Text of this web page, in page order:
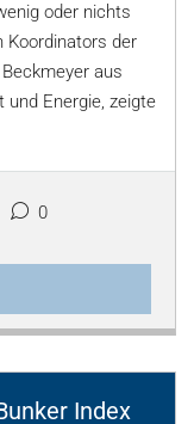
oder nichts
Koordinators der
aus
Energie, zeigte
0
Index